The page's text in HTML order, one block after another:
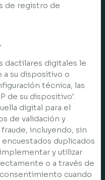
de registro de
dactilares digitales le
a su dispositivo o
técnica, las
de su dispositivo'.
digital para el
de validación y
incluyendo, sin
duplicados
y utilizar
o a través de
cuando